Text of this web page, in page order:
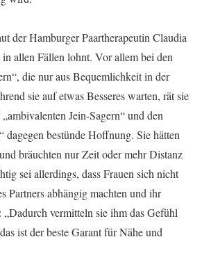
der Hamburger Paartherapeutin Claudia
allen Fällen lohnt. Vor allem bei den
die nur aus Bequemlichkeit in der
sie auf etwas Besseres warten, rät sie
Jein-Sagern“ und den
dagegen bestünde Hoffnung. Sie hätten
bräuchten nur Zeit oder mehr Distanz
sei allerdings, dass Frauen sich nicht
Partners abhängig machten und ihr
vermitteln sie ihm das Gefühl
ist der beste Garant für Nähe und